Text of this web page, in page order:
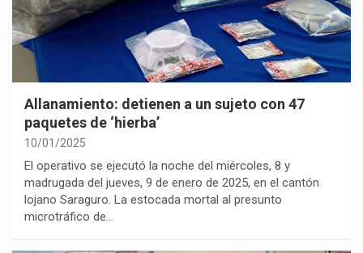
Allanamiento: detienen a un sujeto con 47
paquetes de ‘hierba’
10/01/2025
El operativo se ejecutó la noche del miércoles, 8 y
madrugada del jueves, 9 de enero de 2025, en el cantón
lojano Saraguro. La estocada mortal al presunto
microtráfico de…